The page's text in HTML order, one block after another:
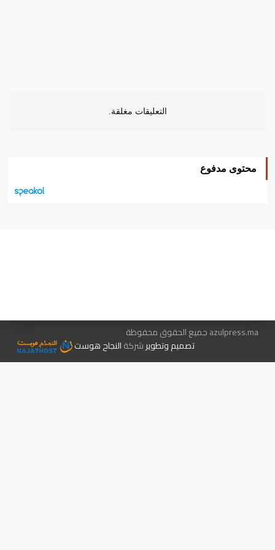
التعليقات مغلقة.
محتوى مدفوع
azulpress.ma جميع الحقوق محفوظة
تصميم وتطويرشركةالنجاح هوست